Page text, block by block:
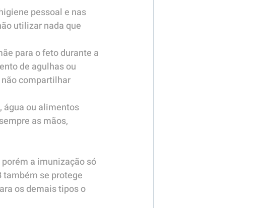
pessoal e nas
utilizar nada que
para o feto durante a
de agulhas ou
compartilhar
água ou alimentos
as mãos,
a imunização só
também se protege
os demais tipos o